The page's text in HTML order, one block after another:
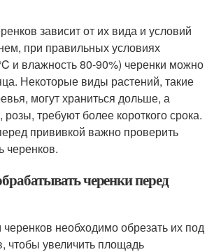
зависит от их вида и условий
при правильных условиях
и влажность 80-90%) черенки можно
Некоторые виды растений, такие
могут храниться дольше, а
требуют более короткого срока.
прививкой важно проверить
черенков.
черенки перед
необходимо обрезать их под
чтобы увеличить площадь